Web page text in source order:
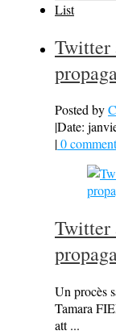
List
Twitter
Posted by
|Date:
|0
Twitter
Un procès
Tamara
att ...